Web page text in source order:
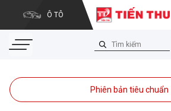
Ô TÔ
Phiên bản tiêu chuẩn